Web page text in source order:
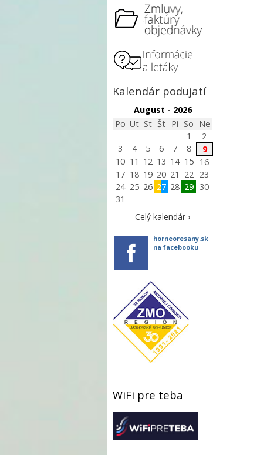
Kalendár podujatí
August - 2026
Po Ut St Št Pi So Ne
1
2
3
4 5 6 7 8
9
10 11 12 13 14 15
16
17 18 19 20 21 22
23
24 25 26 27 28 29
30
31
Celý kalendár ›
horneoresany.sk
na facebooku
WiFi pre teba